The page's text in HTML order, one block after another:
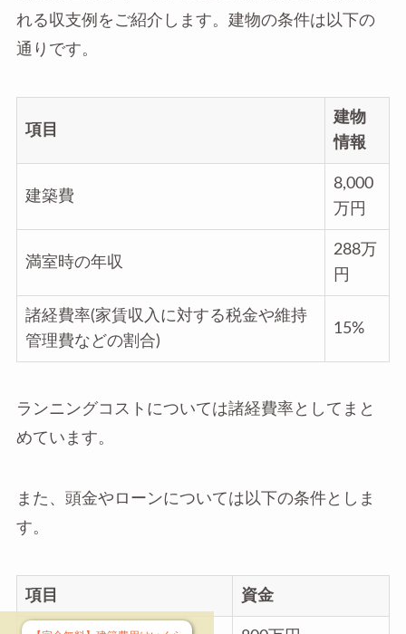
れる収支例をご紹介します。建物の条件は以下の
通りです。
項目
建物
情報
建築費
8,000
万円
満室時の年収
288万
円
諸経費率(家賃収入に対する税金や維持
管理費などの割合)
15%
ランニングコストについては諸経費率としてまと
めています。
また、頭金やローンについては以下の条件としま
す。
項目 資金